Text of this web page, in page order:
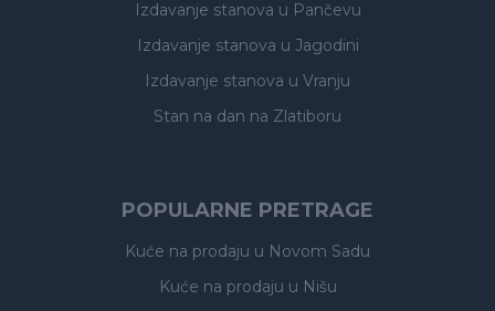
Izdavanje stanova u Pančevu
Izdavanje stanova u Jagodini
Izdavanje stanova u Vranju
Stan na dan na Zlatiboru
POPULARNE PRETRAGE
Kuće na prodaju u Novom Sadu
Kuće na prodaju u Nišu